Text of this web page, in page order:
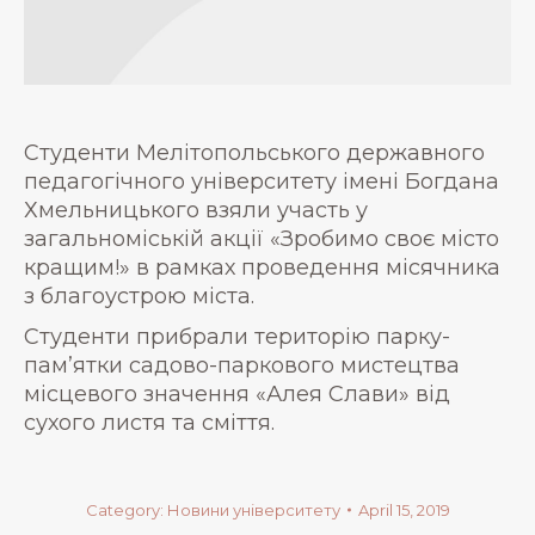
Студенти Мелітопольського державного
педагогічного університету імені Богдана
Хмельницького взяли участь у
загальноміській акції «Зробимо своє місто
кращим!» в рамках проведення місячника
з благоустрою міста.
Студенти прибрали територію парку-
пам’ятки садово-паркового мистецтва
місцевого значення «Алея Слави» від
сухого листя та сміття.
Category: Новини університету April 15, 2019